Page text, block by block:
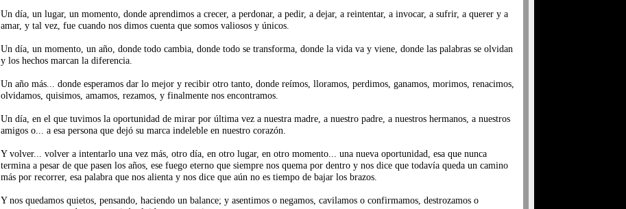
Un día, un lugar, un momento, donde aprendimos a crecer, a perdonar, a pedir, a dejar, a reintentar, a invocar, a sufrir, a querer y a
amar, y tal vez, fue cuando nos dimos cuenta que somos valiosos y únicos.
Un día, un momento, un año, donde todo cambia, donde todo se transforma, donde la vida va y viene, donde las palabras se olvidan
y los hechos marcan la diferencia.
Un año más... donde esperamos dar lo mejor y recibir otro tanto, donde reímos, lloramos, perdimos, ganamos, morimos, renacimos,
olvidamos, quisimos, amamos, rezamos, y finalmente nos encontramos.
Un día, en el que tuvimos la oportunidad de mirar por última vez a nuestra madre, a nuestro padre, a nuestros hermanos, a nuestros
amigos o... a esa persona que dejó su marca indeleble en nuestro corazón.
Y volver... volver a intentarlo una vez más, otro día, en otro lugar, en otro momento... una nueva oportunidad, esa que nunca
termina a pesar de que pasen los años, ese fuego eterno que siempre nos quema por dentro y nos dice que todavía queda un camino
más por recorrer, esa palabra que nos alienta y nos dice que aún no es tiempo de bajar los brazos.
Y nos quedamos quietos, pensando, haciendo un balance; y asentimos o negamos, cavilamos o confirmamos, destrozamos o